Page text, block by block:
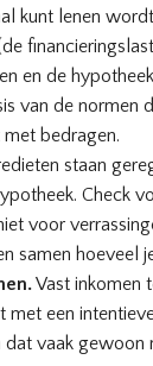
kunt lenen
en de
van de normen
bedragen.
staan
Check
voor
samen hoeveel
Vast inkomen
met een
dat vaak gewoon